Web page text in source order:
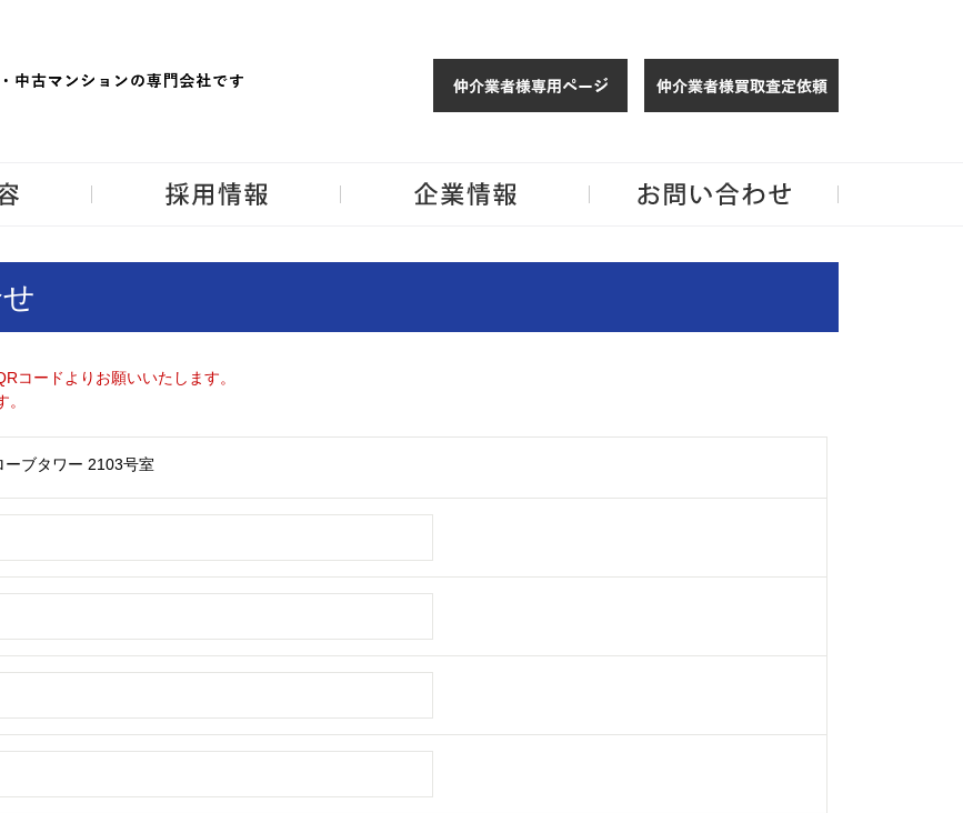
コードよりお願いいたします。
ブタワー 2103号室